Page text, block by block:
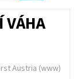
VÁHA
Austria (www)